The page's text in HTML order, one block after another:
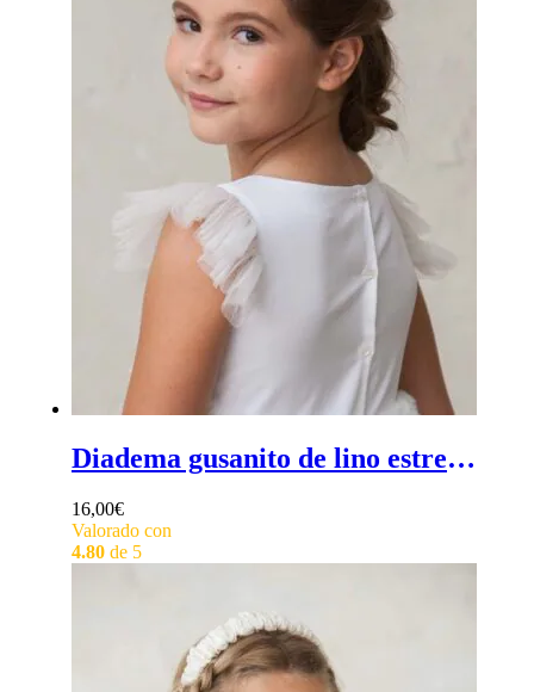
Diadema gusanito de lino estrecha - Diadema estrecha de ceremonia para niña, forrada en lino
16,00€
Valorado con
4.80de 5